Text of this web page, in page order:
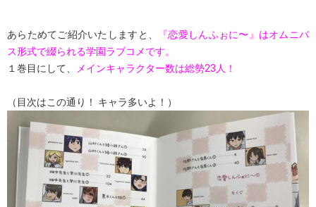
あらためてご紹介いたしますと、
『恋愛しんふぉに〜』はオムニバ
ス形式で綴られる学園ラブコメです。
１巻目にして、
メインキャラクター数は総勢23人！
（目次はこの通り！ キャラ多いよ！）